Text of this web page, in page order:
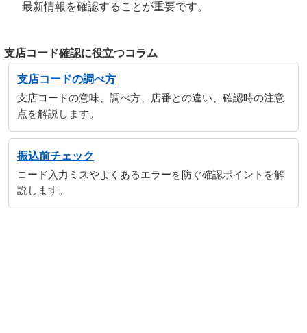
最新情報を確認することが重要です。
支店コード確認に役立つコラム
支店コードの調べ方
支店コードの意味、調べ方、店番との違い、確認時の注意
点を解説します。
振込前チェック
コード入力ミスやよくあるエラーを防ぐ確認ポイントを解
説します。